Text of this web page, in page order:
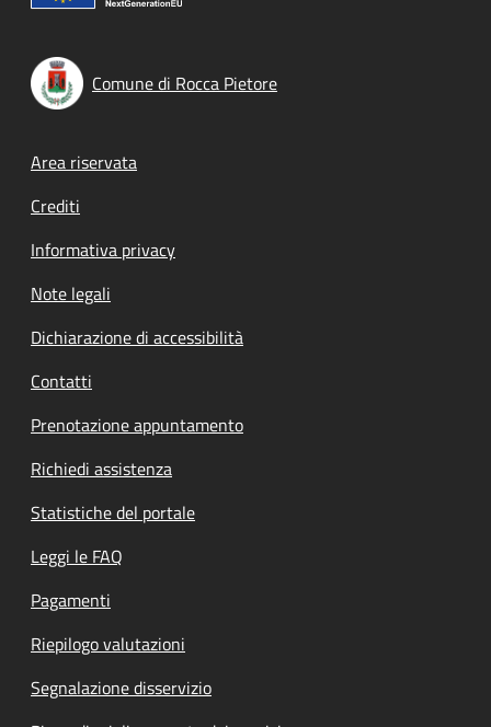
Comune di Rocca Pietore
Footer menu
Area riservata
Crediti
Informativa privacy
Note legali
Dichiarazione di accessibilità
Contatti
Prenotazione appuntamento
Richiedi assistenza
Statistiche del portale
Leggi le FAQ
Pagamenti
Riepilogo valutazioni
Segnalazione disservizio